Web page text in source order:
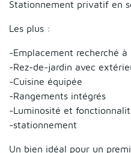
Stationnement privatif en
Les plus :
-Emplacement recherché à
-Rez-de-jardin avec
-Cuisine équipée
-Rangements intégrés
-Luminosité et
-stationnement
Un bien idéal pour un